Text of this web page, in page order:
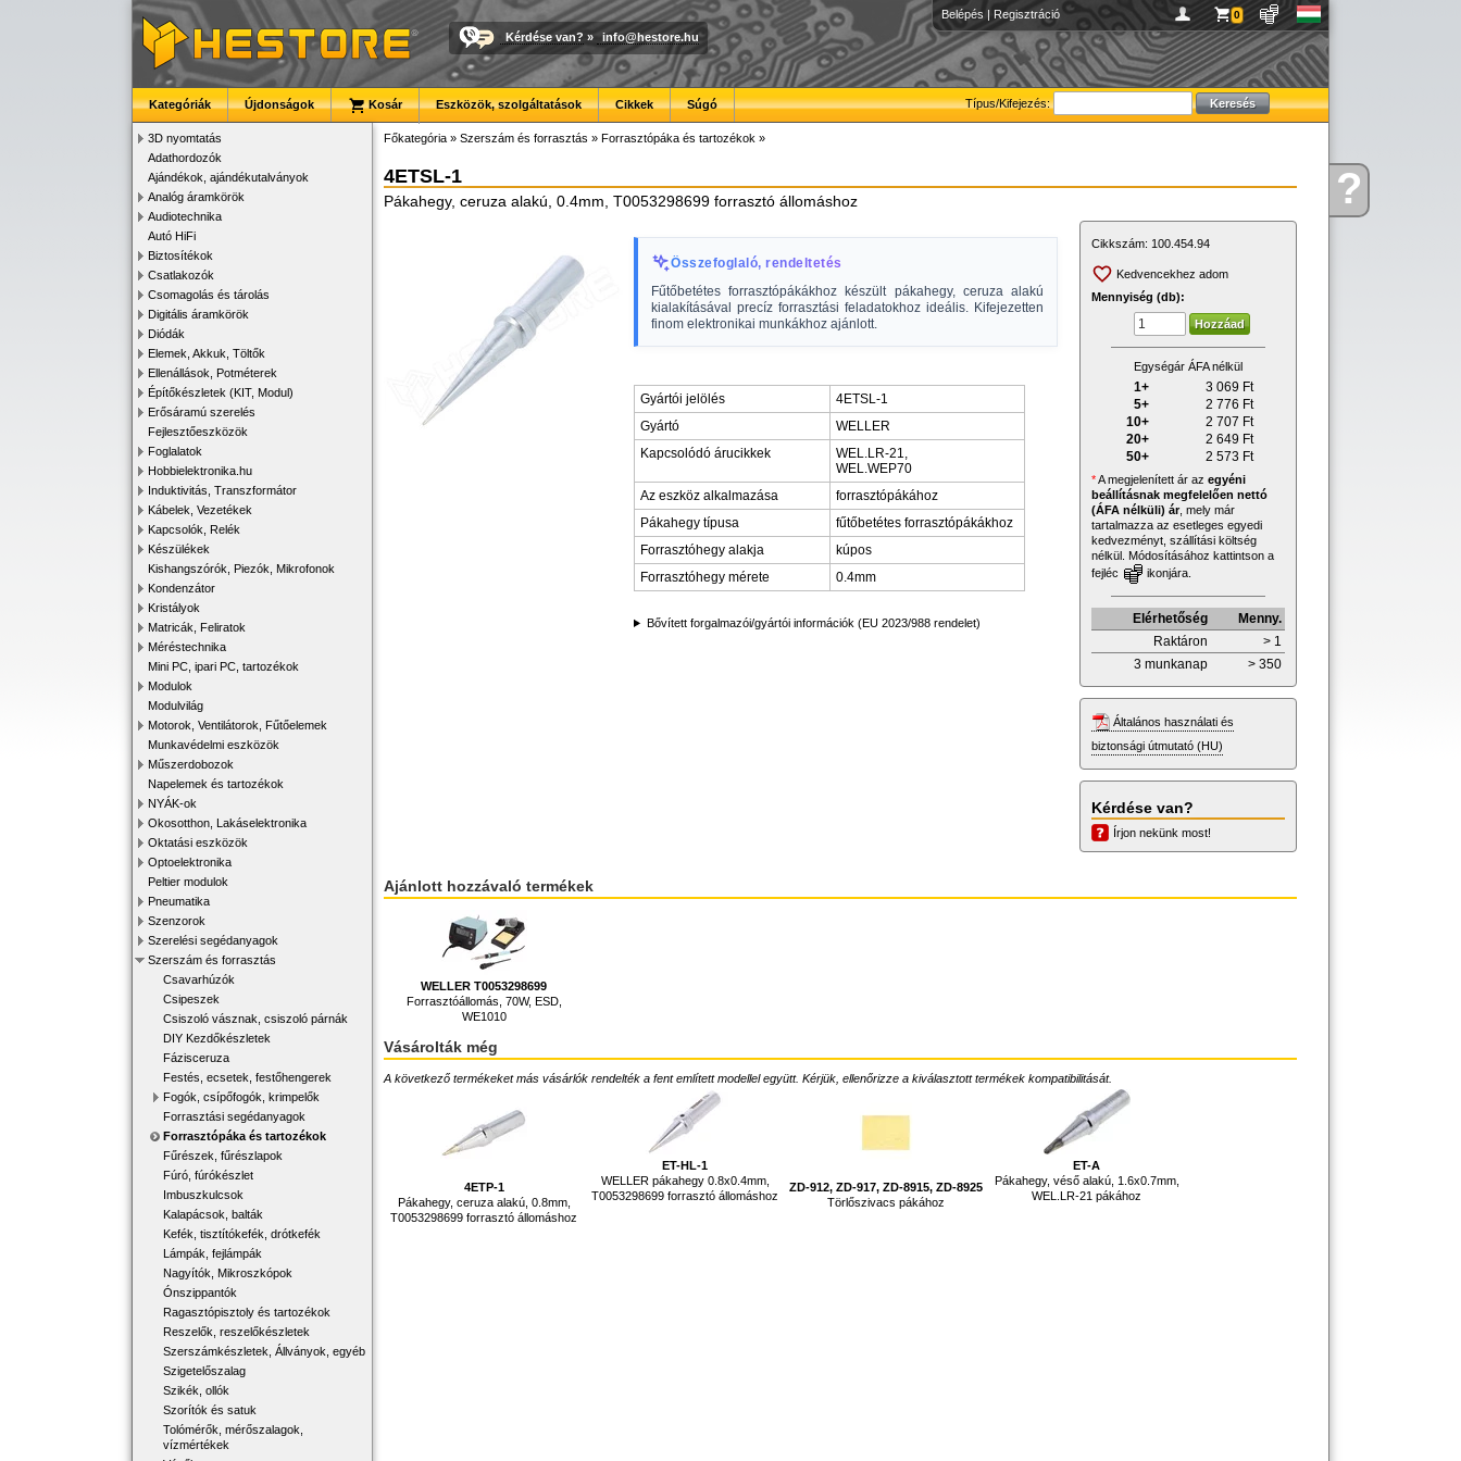
Kérdése?
Belépés | Regisztráció 0
Kérdése van? » info@hestore.hu
Típus/Kifejezés:
Kategóriák Újdonságok Kosár Eszközök, szolgáltatások Cikkek Súgó
3D nyomtatás
Adathordozók
Ajándékok, ajándékutalványok
Analóg áramkörök
Audiotechnika
Autó HiFi
Biztosítékok
Csatlakozók
Csomagolás és tárolás
Digitális áramkörök
Diódák
Elemek, Akkuk, Töltők
Ellenállások, Potméterek
Építőkészletek (KIT, Modul)
Erősáramú szerelés
Fejlesztőeszközök
Foglalatok
Hobbielektronika.hu
Induktivitás, Transzformátor
Kábelek, Vezetékek
Kapcsolók, Relék
Készülékek
Kishangszórók, Piezók, Mikrofonok
Kondenzátor
Kristályok
Matricák, Feliratok
Méréstechnika
Mini PC, ipari PC, tartozékok
Modulok
Modulvilág
Motorok, Ventilátorok, Fűtőelemek
Munkavédelmi eszközök
Műszerdobozok
Napelemek és tartozékok
NYÁK-ok
Okosotthon, Lakáselektronika
Oktatási eszközök
Optoelektronika
Peltier modulok
Pneumatika
Szenzorok
Szerelési segédanyagok
Szerszám és forrasztás
Csavarhúzók
Csipeszek
Csiszoló vásznak, csiszoló párnák
DIY Kezdőkészletek
Fázisceruza
Festés, ecsetek, festőhengerek
Fogók, csípőfogók, krimpelők
Forrasztási segédanyagok
Forrasztópáka és tartozékok
Fűrészek, fűrészlapok
Fúró, fúrókészlet
Imbuszkulcsok
Kalapácsok, balták
Kefék, tisztítókefék, drótkefék
Lámpák, fejlámpák
Nagyítók, Mikroszkópok
Ónszippantók
Ragasztópisztoly és tartozékok
Reszelők, reszelőkészletek
Szerszámkészletek, Állványok, egyéb
Szigetelőszalag
Szikék, ollók
Szorítók és satuk
Tolómérők, mérőszalagok,
vízmértékek
Főkategória » Szerszám és forrasztás » Forrasztópáka és tartozékok »
4ETSL-1
Pákahegy, ceruza alakú, 0.4mm, T0053298699 forrasztó állomáshoz
Összefoglaló, rendeltetés
Fűtőbetétes forrasztópákákhoz készült pákahegy, ceruza alakú
kialakításával precíz forrasztási feladatokhoz ideális. Kifejezetten
finom elektronikai munkákhoz ajánlott.
Gyártói jelölés
4ETSL-1
Gyártó
WELLER
Kapcsolódó árucikkek
WEL.LR-21,
WEL.WEP70
Az eszköz alkalmazása
forrasztópákához
Pákahegy típusa
fűtőbetétes forrasztópákákhoz
Forrasztóhegy alakja
kúpos
Forrasztóhegy mérete
0.4mm
Bővített forgalmazói/gyártói információk (EU 2023/988 rendelet)
Cikkszám: 100.454.94
Kedvencekhez adom
Mennyiség (db):
Egységár ÁFA nélkül
1+ 3 069 Ft
5+
2 776 Ft
10+
2 707 Ft
20+
2 649 Ft
50+
2 573 Ft
*A megjelenített ár az egyéni
beállításnak megfelelően nettó
(ÁFA nélküli) ár, mely már
tartalmazza az esetleges egyedi
kedvezményt, szállítási költség
nélkül. Módosításához kattintson a
fejléc
ikonjára.
Elérhetőség
Menny.
Raktáron
> 1
3 munkanap
> 350
Általános használati és
biztonsági útmutató (HU)
Kérdése van?
Írjon nekünk most!
Ajánlott hozzávaló termékek
WELLER T0053298699
Forrasztóállomás, 70W, ESD,
WE1010
Vásárolták még
A következő termékeket más vásárlók rendelték a fent említett modellel együtt. Kérjük, ellenőrizze a kiválasztott termékek kompatibilitását.
4ETP-1
Pákahegy, ceruza alakú, 0.8mm,
T0053298699 forrasztó állomáshoz
ET-HL-1
WELLER pákahegy 0.8x0.4mm,
T0053298699 forrasztó állomáshoz
ZD-912, ZD-917, ZD-8915, ZD-8925
Törlőszivacs pákához
ET-A
Pákahegy, véső alakú, 1.6x0.7mm,
WEL.LR-21 pákához